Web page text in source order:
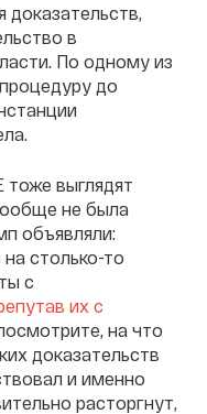
в
По одному из
до
тоже выглядят
не была
объявляли:
столько-то
с
их с
на что
доказательств
и именно
расторгнут,